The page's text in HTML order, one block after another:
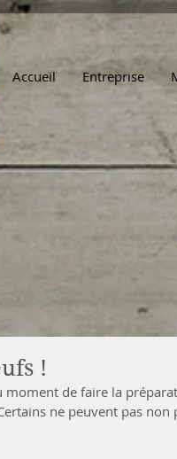
Accueil Entreprise
!
moment de faire la
ne peuvent pas non